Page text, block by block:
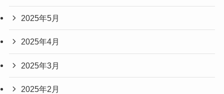
2025年5月
2025年4月
2025年3月
2025年2月